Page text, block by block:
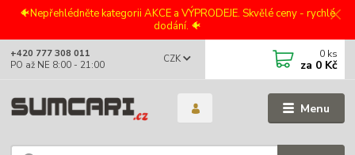
🐠Nepřehlédněte kategorii AKCE a VÝPRODEJE. Skvělé ceny - rychlé
dodání. 🐠
Menu
CZK
+420 777 308 011
PO až NE 8:00 - 21:00
0 ks
za 0 Kč